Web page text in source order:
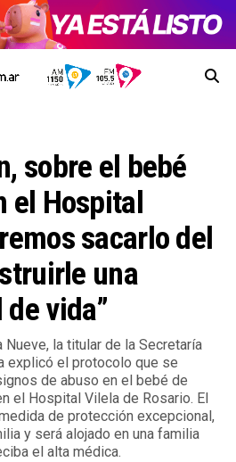
sobre el bebé
el Hospital
sacarlo del
una
vida”
Nueve, la titular de la Secretaría
explicó el protocolo que se
de abuso en el bebé de
el Hospital Vilela de Rosario. El
de protección excepcional,
y será alojado en una familia
el alta médica.